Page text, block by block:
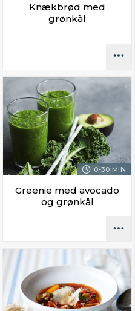
Knækbrød med
grønkål
0-30 MIN.
Greenie med avocado
og grønkål